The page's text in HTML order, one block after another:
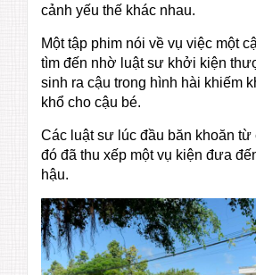
cảnh yếu thế khác nhau.
Một tập phim nói về vụ việc một
tìm đến nhờ luật sư khởi kiện
sinh ra cậu trong hình hài khiếm
khổ cho cậu bé.
Các luật sư lúc đầu băn khoăn từ
đó đã thu xếp một vụ kiện đưa
hậu.